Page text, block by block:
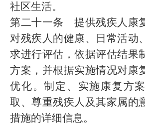
社区生活。
第二十一条 提供残疾人康
对残疾人的健康、日常活动
求进行评估，依据评估结果
方案，并根据实施情况对康
优化。制定、实施康复方
取、尊重残疾人及其家属的
措施的详细信息。